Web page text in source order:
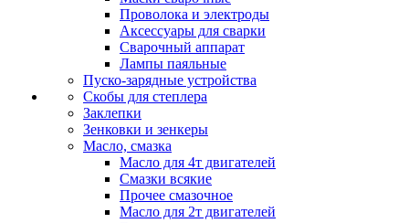
Проволока и электроды
Аксессуары для сварки
Сварочный аппарат
Лампы паяльные
Пуско-зарядные устройства
Скобы для степлера
Заклепки
Зенковки и зенкеры
Масло, смазка
Масло для 4т двигателей
Смазки всякие
Прочее смазочное
Масло для 2т двигателей